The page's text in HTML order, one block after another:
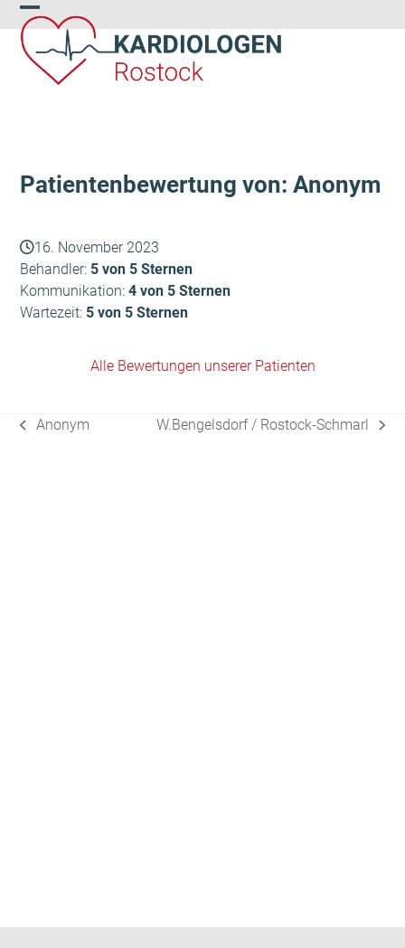
Skip
to
content
Open
mobile
menu
Close
mobile
menu
Patientenbewertung von: Anonym
16. November 2023
Behandler: 5 von 5 Sternen
Kommunikation:4 von 5 Sternen
Wartezeit: 5 von 5 Sternen
Alle Bewertungen unserer Patienten
vorheriger
Anonym
Nächster
W.Bengelsdorf / Rostock-Schmarl